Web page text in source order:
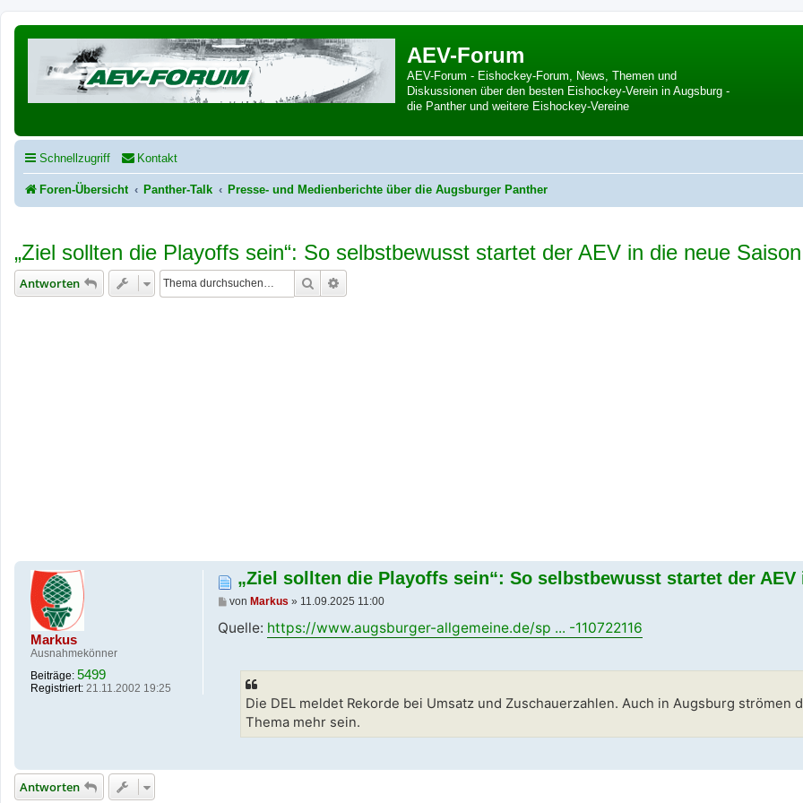
AEV-Forum
AEV-Forum - Eishockey-Forum, News, Themen und
Diskussionen über den besten Eishockey-Verein in Augsburg -
die Panther und weitere Eishockey-Vereine
Schnellzugriff Kontakt
Foren-Übersicht Panther-Talk Presse- und Medienberichte über die Augsburger Panther
„Ziel sollten die Playoffs sein“: So selbstbewusst startet der AEV in die neue Saison
Antworten Suche
Markus
Ausnahmekönner
Beiträge: 5499
Registriert: 21.11.2002 19:25
„Ziel sollten die Playoffs sein“: So selbstbewusst startet der AEV
B
i
von Markus » 11.09.2025 11:00
Quelle: https://www.augsburger-allgemeine.de/sp ... -110722116
Die DEL meldet Rekorde bei Umsatz und Zuschauerzahlen. Auch in Augsburg
Thema mehr sein.
Antworten